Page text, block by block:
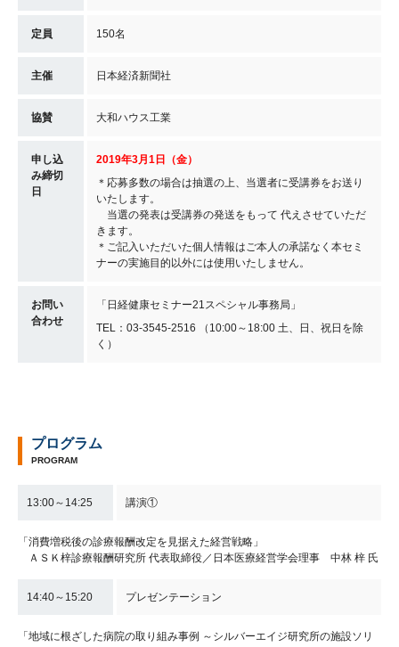
定員 150名
主催 日本経済新聞社
協賛 大和ハウス工業
申し込
み締切
日
2019年3月1日（金）
＊応募多数の場合は抽選の上、当選者に受講券をお送り
いたします。
当選の発表は受講券の発送をもって 代えさせていただ
きます。
＊ご記入いただいた個人情報はご本人の承諾なく本セミ
ナーの実施目的以外には使用いたしません。
お問い
合わせ
「日経健康セミナー21スペシャル事務局」
TEL：03-3545-2516 （10:00～18:00 土、日、祝日を除
く）
プログラム
PROGRAM
13:00～14:25 講演①
「消費増税後の診療報酬改定を見据えた経営戦略」
ＡＳＫ梓診療報酬研究所 代表取締役／日本医療経営学会理事 中林 梓 氏
14:40～15:20 プレゼンテーション
「地域に根ざした病院の取り組み事例 ～シルバーエイジ研究所の施設ソリ